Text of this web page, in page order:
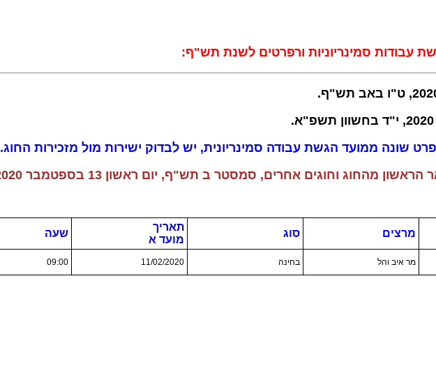
עבודות סמינריוניות ורפרטים לשנת תש"ף:
שונה ממועד הגשת עבודה סמינריונית, יש לבדוק ישירות מול מזכירות החוג.
וחוגים אחרים, סמסטר ב תש"ף, יום ראשון 13 בספטמבר 2020 כ"ד באלול תש"ף
מרצים סוג
תאריך
מועד א
שעה
מר איב והל בחינה 11/02/2020
09:00